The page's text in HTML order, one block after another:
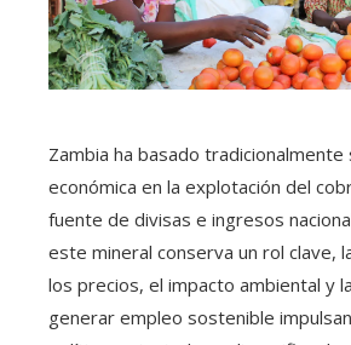
Zambia ha basado tradicionalmente
económica en la explotación del
fuente de divisas e ingresos
este mineral conserva un rol clave,
los precios, el impacto ambiental y
generar empleo sostenible